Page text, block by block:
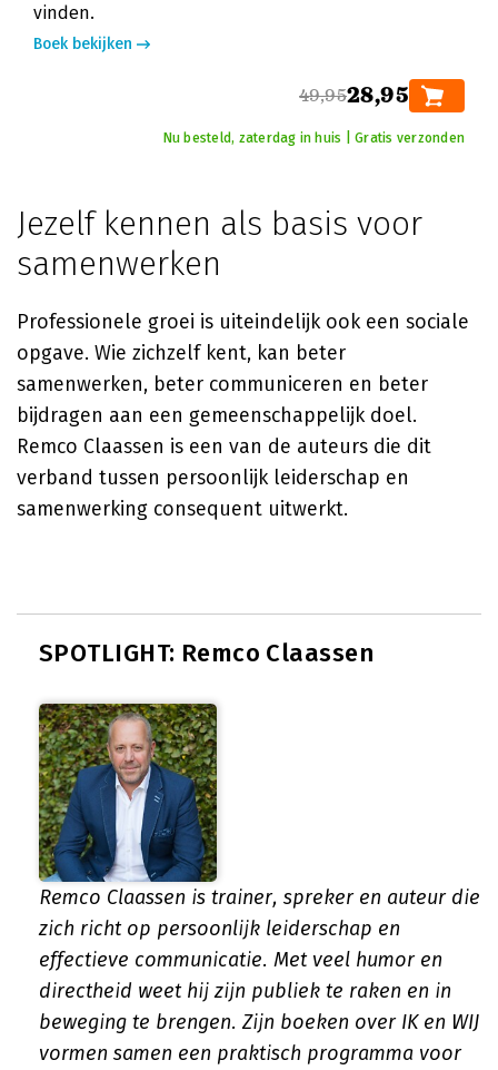
vinden.
Boek bekijken
49,9528,95
Nu besteld, zaterdag in huis | Gratis verzonden
Jezelf kennen als basis voor
samenwerken
Professionele groei is uiteindelijk ook een sociale
opgave. Wie zichzelf kent, kan beter
samenwerken, beter communiceren en beter
bijdragen aan een gemeenschappelijk doel.
Remco Claassen is een van de auteurs die dit
verband tussen persoonlijk leiderschap en
samenwerking consequent uitwerkt.
SPOTLIGHT: Remco Claassen
Remco Claassen is trainer, spreker en auteur die
zich richt op persoonlijk leiderschap en
effectieve communicatie. Met veel humor en
directheid weet hij zijn publiek te raken en in
beweging te brengen. Zijn boeken over IK en WIJ
vormen samen een praktisch programma voor